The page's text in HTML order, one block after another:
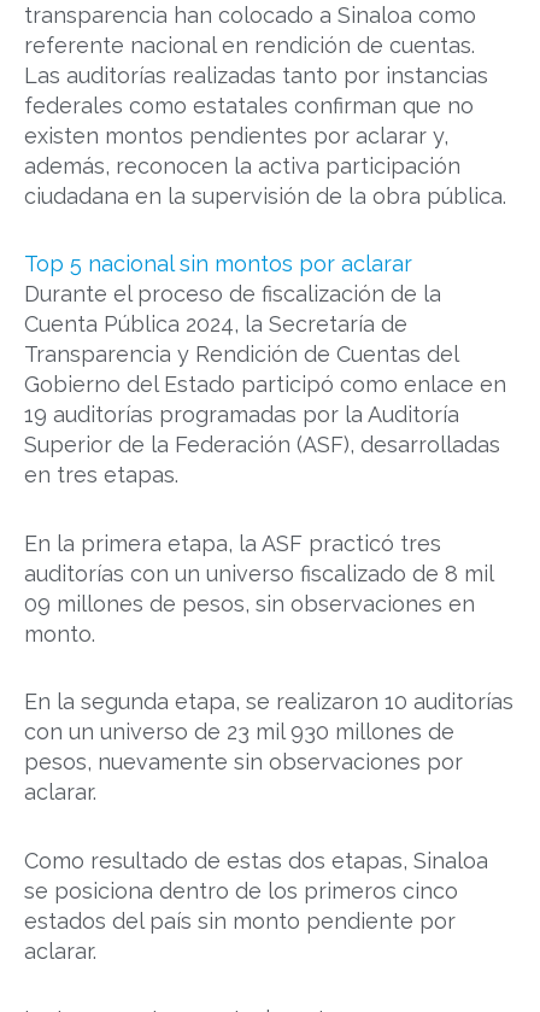
transparencia han colocado a Sinaloa como
referente nacional en rendición de cuentas.
Las auditorías realizadas tanto por instancias
federales como estatales confirman que no
existen montos pendientes por aclarar y,
además, reconocen la activa participación
ciudadana en la supervisión de la obra pública.
Top 5 nacional sin montos por aclarar
Durante el proceso de fiscalización de la
Cuenta Pública 2024, la Secretaría de
Transparencia y Rendición de Cuentas del
Gobierno del Estado participó como enlace en
19 auditorías programadas por la Auditoría
Superior de la Federación (ASF), desarrolladas
en tres etapas.
En la primera etapa, la ASF practicó tres
auditorías con un universo fiscalizado de 8 mil
09 millones de pesos, sin observaciones en
monto.
En la segunda etapa, se realizaron 10 auditorías
con un universo de 23 mil 930 millones de
pesos, nuevamente sin observaciones por
aclarar.
Como resultado de estas dos etapas, Sinaloa
se posiciona dentro de los primeros cinco
estados del país sin monto pendiente por
aclarar.